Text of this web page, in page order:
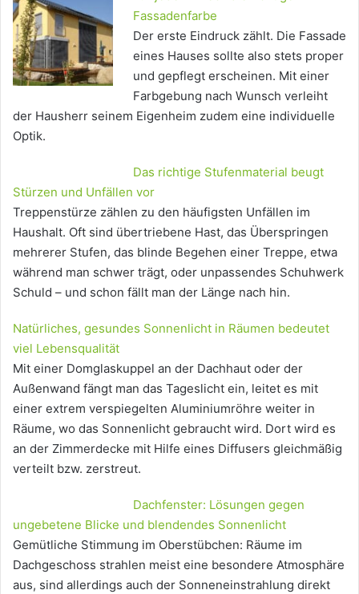
Fassadenfarbe
Der erste Eindruck zählt. Die Fassade
eines Hauses sollte also stets proper
und gepflegt erscheinen. Mit einer
Farbgebung nach Wunsch verleiht
der Hausherr seinem Eigenheim zudem eine individuelle
Optik.
Das richtige Stufenmaterial beugt
Stürzen und Unfällen vor
Treppenstürze zählen zu den häufigsten Unfällen im
Haushalt. Oft sind übertriebene Hast, das Überspringen
mehrerer Stufen, das blinde Begehen einer Treppe, etwa
während man schwer trägt, oder unpassendes Schuhwerk
Schuld – und schon fällt man der Länge nach hin.
Natürliches, gesundes Sonnenlicht in Räumen bedeutet
viel Lebensqualität
Mit einer Domglaskuppel an der Dachhaut oder der
Außenwand fängt man das Tageslicht ein, leitet es mit
einer extrem verspiegelten Aluminiumröhre weiter in
Räume, wo das Sonnenlicht gebraucht wird. Dort wird es
an der Zimmerdecke mit Hilfe eines Diffusers gleichmäßig
verteilt bzw. zerstreut.
Dachfenster: Lösungen gegen
ungebetene Blicke und blendendes Sonnenlicht
Gemütliche Stimmung im Oberstübchen: Räume im
Dachgeschoss strahlen meist eine besondere Atmosphäre
aus, sind allerdings auch der Sonneneinstrahlung direkt